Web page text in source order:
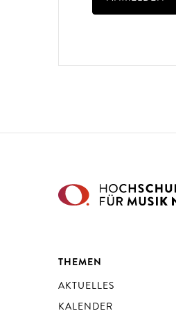
THEMEN
AKTUELLES
KALENDER